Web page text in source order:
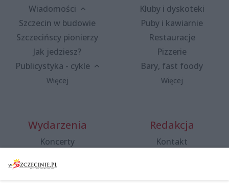
Wiadomości
Szczecin w budowie
Szczecińscy pionierzy
Jak jedziesz?
Publicystyka - cykle
Więcej
Kluby i dyskoteki
Puby i kawiarnie
Restauracje
Pizzerie
Bary, fast foody
Więcej
Wydarzenia
Koncerty
Spacery i oprowadzania
Redakcja
Kontakt